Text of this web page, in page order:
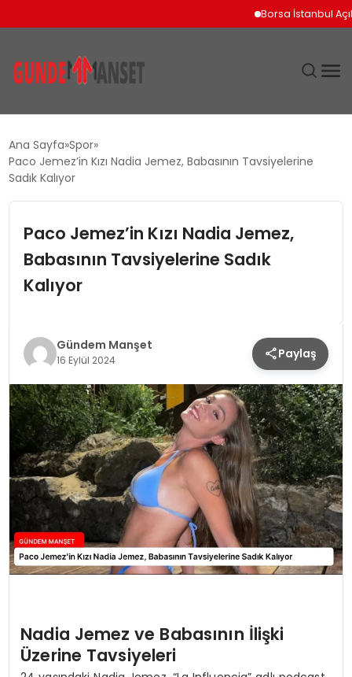
Borsa İstanbul
DÜNYA
SPOR
TEKNOLOJI
YAŞAM
Ana Sayfa Spor
Paco Jemez’in Kızı Nadia Jemez, Babasının Tavsiyelerine
Sadık Kalıyor
Paco Jemez’in Kızı Nadia Jemez,
Babasının Tavsiyelerine Sadık
Kalıyor
Gündem Manşet
16 Eylül 2024 Paylaş
Nadia Jemez ve Babasının İlişki
Üzerine Tavsiyeleri